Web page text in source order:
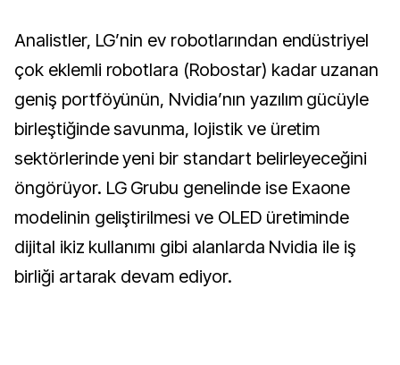
Analistler, LG’nin ev robotlarından endüstriyel
çok eklemli robotlara (Robostar) kadar uzanan
geniş portföyünün, Nvidia’nın yazılım gücüyle
birleştiğinde savunma, lojistik ve üretim
sektörlerinde yeni bir standart belirleyeceğini
öngörüyor. LG Grubu genelinde ise Exaone
modelinin geliştirilmesi ve OLED üretiminde
dijital ikiz kullanımı gibi alanlarda Nvidia ile iş
birliği artarak devam ediyor.